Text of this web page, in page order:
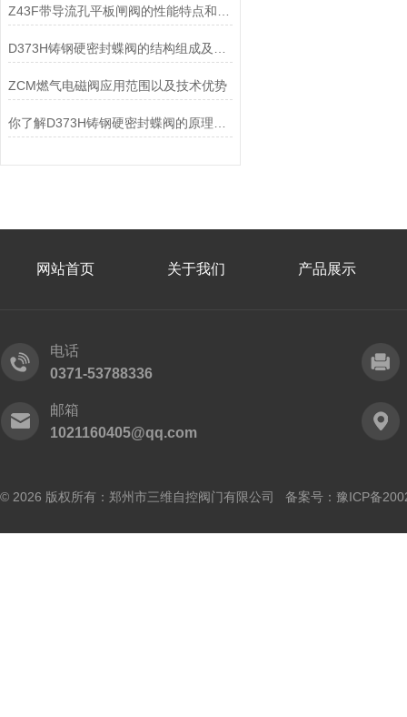
ZCM燃气电磁阀应用范围以及技术优势
网站首页 关于我们 产品展示
电话
0371-53788336
邮箱
1021160405@qq.com
© 2026 版权所有：郑州市三维自控阀门有限公司 备案号： 豫ICP备